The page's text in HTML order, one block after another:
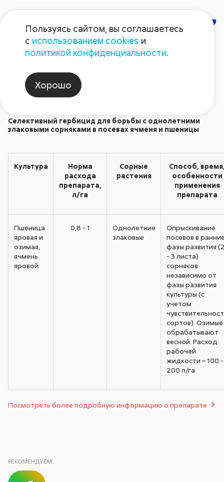
Ластик Экстра
Селективный гербицид для борьбы с однолетними
злаковыми сорняками в посевах ячменя и пшеницы
Культура
Норма
расхода
препарата,
л/га
Сорные
растения
Способ,
особенности
применения
препарата
Пшеница
яровая и
озимая,
ячмень
яровой
0,8 - 1
Однолетние
злаковые
Опрыскивание
посевов в
фазы развития
- 3 листа)
сорняков
независимо от
фазы развития
культуры (с
учетом
сортов). Озимые
обрабатывают
весной. Расход
рабочей
жидкости – 100 -
200 л/га
Посмотреть более подробную информацию о препарате
РЕКОМЕНДУЕМ:
Пользуясь сайтом, вы соглашаетесь
с использованием cookies и
политикой конфиденциальности.
Хорошо